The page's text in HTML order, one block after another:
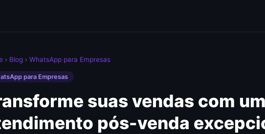
› Blog › WhatsApp para Empresas
para Empresas
suas vendas com um
pós-venda